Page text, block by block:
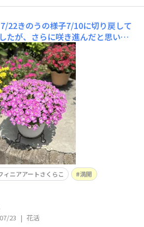
7/22きのうの様子7/10に切り戻して
たが、さらに咲き進んだと思いま
ィニアアートさくらこ
満開
07/23 | 花活